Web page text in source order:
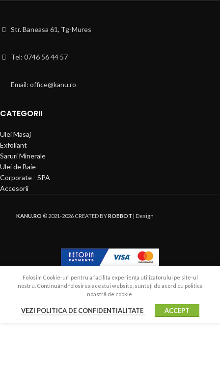
Ulei Masaj
Exfoliant
Saruri Minerale
Ulei de Baie
Corporate - SPA
Folosim Cookie-uri pentru a facilita experiența utilizatorului pe site-ul
nostru. Continuând folosirea acestui website, sunteți de acord cu politica